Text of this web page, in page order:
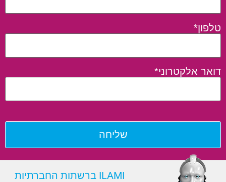
טלפון*
דואר אלקטרוני*
ILAMI ברשתות החברתיות